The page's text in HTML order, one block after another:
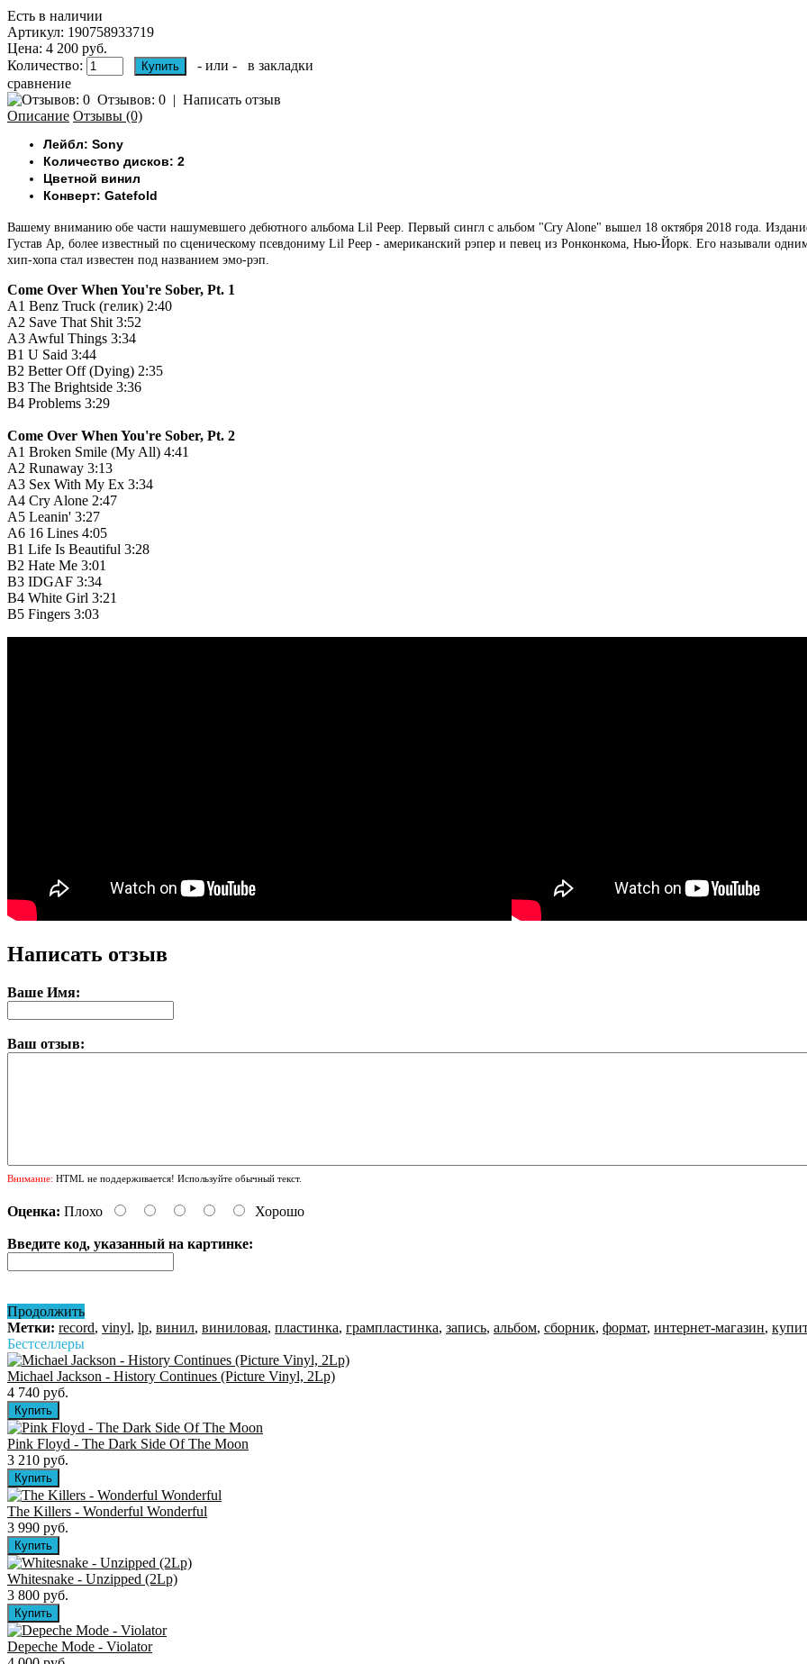
Есть в наличии
Артикул: 190758933719
Цена: 4 200 руб.
Количество:
- или -
в закладки
сравнение
Отзывов: 0 | Написать отзыв
Описание Отзывы (0)
Лейбл: Sony
Количество дисков: 2
Цветной винил
Конверт: Gatefold
Вашему вниманию обе части нашумевшего дебютного альбома Lil Peep. Первый сингл с альбом "Cry Alone" вышел 18 октября 2018 года.
Густав Ар, более известный по сценическому псевдониму Lil Peep - американский рэпер и певец из Ронконкома, Нью-Йорк. Его называли
хип-хопа стал известен под названием эмо-рэп.
Come Over When You're Sober, Pt. 1
A1 Benz Truck (гелик) 2:40
A2 Save That Shit 3:52
A3 Awful Things 3:34
B1 U Said 3:44
B2 Better Off (Dying) 2:35
B3 The Brightside 3:36
B4 Problems 3:29
Come Over When You're Sober, Pt. 2
A1 Broken Smile (My All) 4:41
A2 Runaway 3:13
A3 Sex With My Ex 3:34
A4 Cry Alone 2:47
A5 Leanin' 3:27
A6 16 Lines 4:05
B1 Life Is Beautiful 3:28
B2 Hate Me 3:01
B3 IDGAF 3:34
B4 White Girl 3:21
B5 Fingers 3:03
Написать отзыв
Ваше Имя:
Ваш отзыв:
Внимание: HTML не поддерживается! Используйте обычный текст.
Оценка: Плохо Хорошо
Введите код, указанный на картинке:
Продолжить
Метки: record, vinyl, lp, винил, виниловая, пластинка, грампластинка, запись, альбом, сборник, формат, интернет-магазин,
Бестселлеры
Michael Jackson - History Continues (Picture Vinyl, 2Lp)
4 740 руб.
Pink Floyd - The Dark Side Of The Moon
3 210 руб.
The Killers ‎- Wonderful Wonderful
3 990 руб.
Whitesnake - Unzipped (2Lp)
3 800 руб.
Depeche Mode - Violator